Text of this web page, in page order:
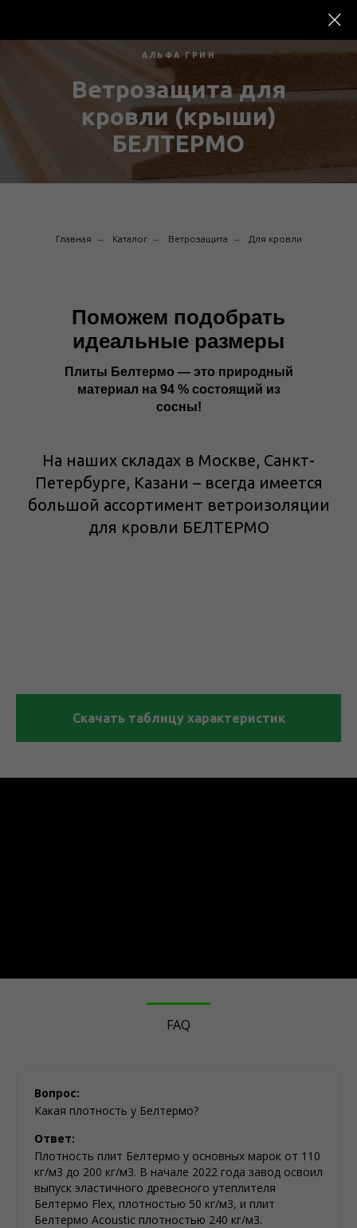
Ветрозащита для
кровли (крыши)
БЕЛТЕРМО
АЛЬФА ГРИН
Главная → Каталог → Ветрозащита → Для кровли
Поможем подобрать
идеальные размеры
Плиты Белтермо — это природный
материал на 94 % состоящий из
сосны!
На наших складах в Москве, Санкт-
Петербурге, Казани – всегда имеется
большой ассортимент ветроизоляции
для кровли БЕЛТЕРМО
Скачать таблицу характеристик
FAQ
Вопрос:
Какая плотность у Белтермо?
Ответ:
Плотность плит Белтермо у основных марок от 110
кг/м3 до 200 кг/м3. В начале 2022 года завод освоил
выпуск эластичного древесного утеплителя
Белтермо Flex, плотностью 50 кг/м3, и плит
Белтермо Acoustic плотностью 240 кг/м3.